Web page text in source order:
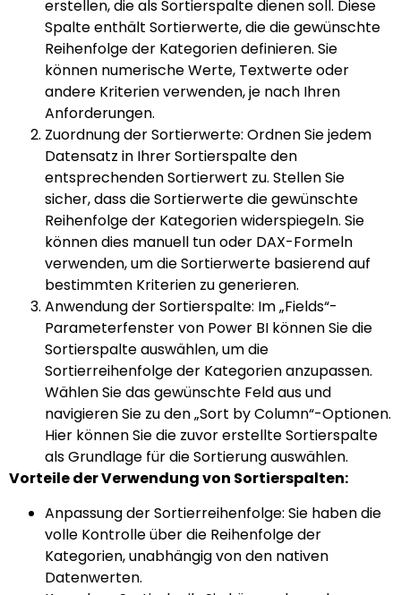
erstellen, die als Sortierspalte dienen soll. Diese
Spalte enthält Sortierwerte, die die gewünschte
Reihenfolge der Kategorien definieren. Sie
können numerische Werte, Textwerte oder
andere Kriterien verwenden, je nach Ihren
Anforderungen.
Zuordnung der Sortierwerte: Ordnen Sie jedem
Datensatz in Ihrer Sortierspalte den
entsprechenden Sortierwert zu. Stellen Sie
sicher, dass die Sortierwerte die gewünschte
Reihenfolge der Kategorien widerspiegeln. Sie
können dies manuell tun oder DAX-Formeln
verwenden, um die Sortierwerte basierend auf
bestimmten Kriterien zu generieren.
Anwendung der Sortierspalte: Im „Fields“-
Parameterfenster von Power BI können Sie die
Sortierspalte auswählen, um die
Sortierreihenfolge der Kategorien anzupassen.
Wählen Sie das gewünschte Feld aus und
navigieren Sie zu den „Sort by Column“-Optionen.
Hier können Sie die zuvor erstellte Sortierspalte
als Grundlage für die Sortierung auswählen.
Vorteile der Verwendung von Sortierspalten:
Anpassung der Sortierreihenfolge: Sie haben die
volle Kontrolle über die Reihenfolge der
Kategorien, unabhängig von den nativen
Datenwerten.